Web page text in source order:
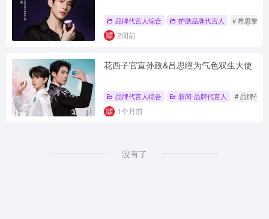
品牌代言人综合 护肤品牌代言人 # 希思黎
2周前
花西子官宣孙政&吕思瞳为气色双生大使
品牌代言人综合 新闻-品牌代言人 # 品牌代言
1个月前
没有了